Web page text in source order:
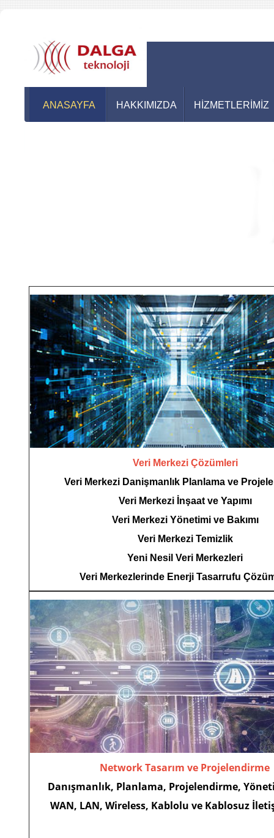
ANASAYFA HAKKIMIZDA HİZMETLERİMİZ
Veri Merkezi Çözümleri
Veri Merkezi Danişmanlık Planlama ve
Veri Merkezi İnşaat ve Yapımı
Veri Merkezi Yönetimi ve Bakımı
Veri Merkezi Temizlik
Yeni Nesil Veri Merkezleri
Veri Merkezlerinde Enerji Tasarrufu
Network Tasarım ve Projelendirme
Danışmanlık, Planlama, Projelendirme,
WAN, LAN, Wireless, Kablolu ve Kablosuz